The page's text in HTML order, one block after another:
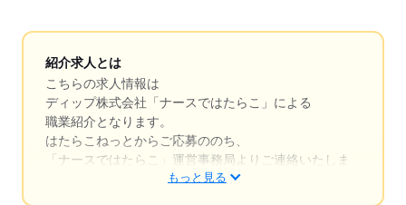
紹介求人とは
こちらの求人情報は
ディップ株式会社「ナースではたらこ」による
職業紹介となります。
はたらこねっとからご応募ののち、
「ナースではたらこ」運営事務局よりご連絡いたしま
もっと見る